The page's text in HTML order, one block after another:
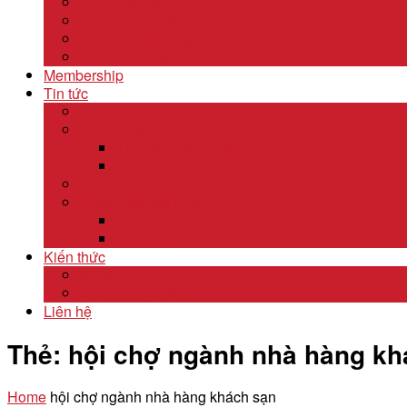
Membership
Tin tức
Kiến thức
Liên hệ
Thẻ: hội chợ ngành nhà hàng
Home hội chợ ngành nhà hàng khách sạn